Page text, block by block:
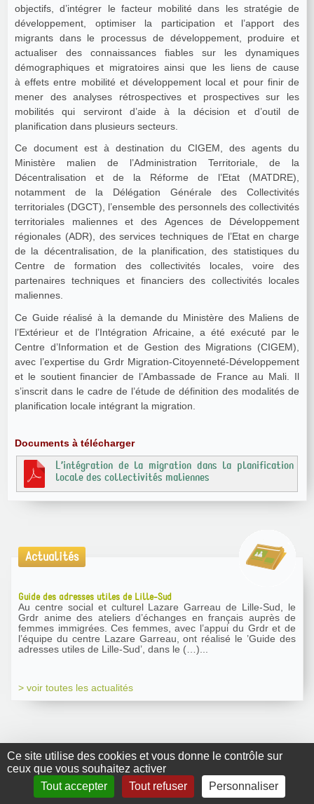
Ce site utilise des cookies et vous donne le contrôle sur
ceux que vous souhaitez activer
Tout accepter
Tout refuser Personnaliser
objectifs, d’intégrer le facteur mobilité dans les stratégie de
développement, optimiser la participation et l’apport des
migrants dans le processus de développement, produire et
actualiser des connaissances fiables sur les dynamiques
démographiques et migratoires ainsi que les liens de cause
à effets entre mobilité et développement local et pour finir de
mener des analyses rétrospectives et prospectives sur les
mobilités qui serviront d’aide à la décision et d’outil de
planification dans plusieurs secteurs.
Ce document est à destination du CIGEM, des agents du
Ministère malien de l’Administration Territoriale, de la
Décentralisation et de la Réforme de l’Etat (MATDRE),
notamment de la Délégation Générale des Collectivités
territoriales (DGCT), l’ensemble des personnels des collectivités
territoriales maliennes et des Agences de Développement
régionales (ADR), des services techniques de l’Etat en charge
de la décentralisation, de la planification, des statistiques du
Centre de formation des collectivités locales, voire des
partenaires techniques et financiers des collectivités locales
maliennes.
Ce Guide réalisé à la demande du Ministère des Maliens de
l’Extérieur et de l’Intégration Africaine, a été exécuté par le
Centre d’Information et de Gestion des Migrations (CIGEM),
avec l’expertise du Grdr Migration-Citoyenneté-Développement
et le soutient financier de l’Ambassade de France au Mali. Il
s’inscrit dans le cadre de l’étude de définition des modalités de
planification locale intégrant la migration.
Documents à télécharger
L’intégration de la migration dans la planification
locale des collectivités maliennes
Actualités
Guide des adresses utiles de Lille-Sud
Au centre social et culturel Lazare Garreau de Lille-Sud, le
Grdr anime des ateliers d’échanges en français auprès de
femmes immigrées. Ces femmes, avec l’appui du Grdr et de
l’équipe du centre Lazare Garreau, ont réalisé le ’Guide des
adresses utiles de Lille-Sud’, dans le (…)...
> voir toutes les actualités
GRDR Copyright
2010 |RSS|Plan du site|Mentions légales|Contact